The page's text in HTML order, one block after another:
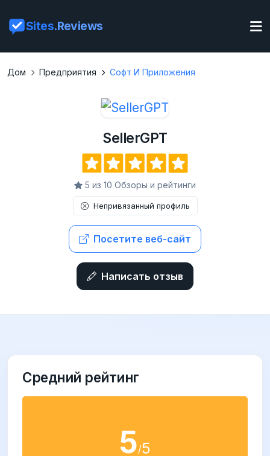
Sites.Reviews
Дом Предприятия Софт И Приложения
SellerGPT
5 из 10 Обзоры и рейтинги
Непривязанный профиль
Посетите веб-сайт
Написать отзыв
Средний рейтинг
5/5